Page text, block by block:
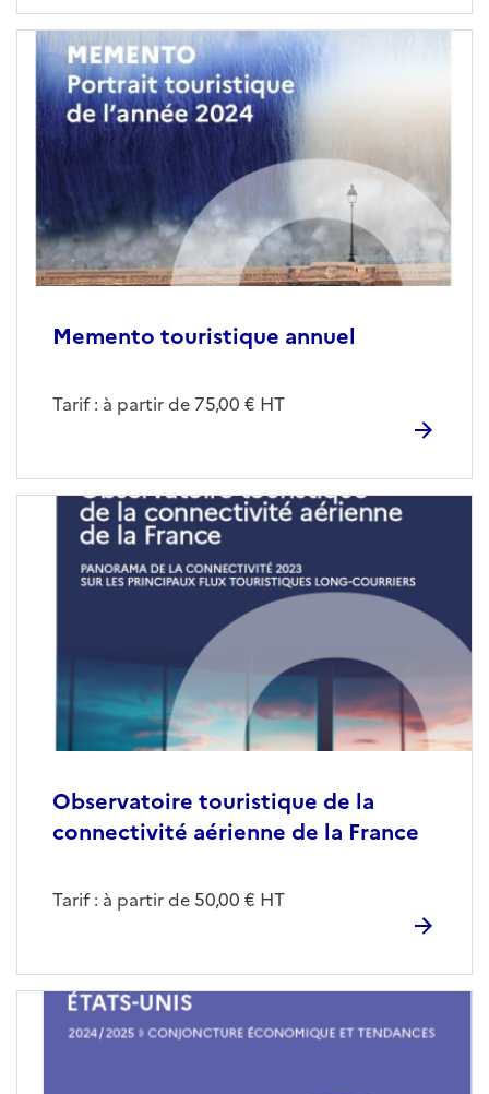
Memento touristique annuel
Tarif : à partir de 75,00 € HT
Observatoire touristique de la
connectivité aérienne de la France
Tarif : à partir de 50,00 € HT